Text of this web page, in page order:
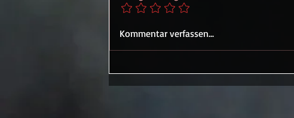
Kommentar verfassen...